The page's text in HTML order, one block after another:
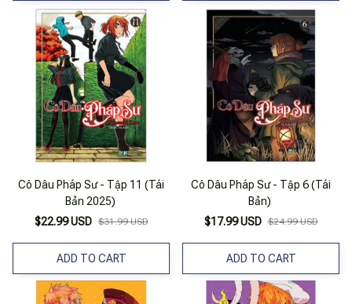
Cô Dâu Pháp Sư - Tập 11 (Tái
Bản 2025)
$22.99 USD $31.99 USD
ADD TO CART
Cô Dâu Pháp Sư - Tập 6 (Tái
Bản)
$17.99 USD $24.99 USD
ADD TO CART